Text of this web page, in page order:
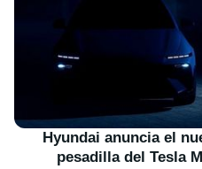
Hyundai anuncia el
pesadilla del Tesla